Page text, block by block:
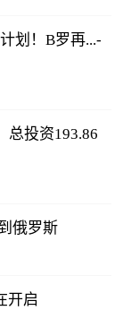
划！B罗再...-
总投资193.86
俄罗斯
开启